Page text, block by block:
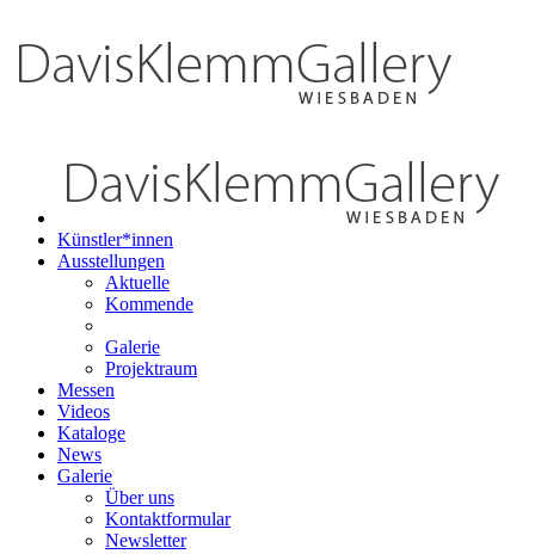
Künstler*innen
Ausstellungen
Aktuelle
Kommende
Galerie
Projektraum
Messen
Videos
Kataloge
News
Galerie
Über uns
Kontaktformular
Newsletter